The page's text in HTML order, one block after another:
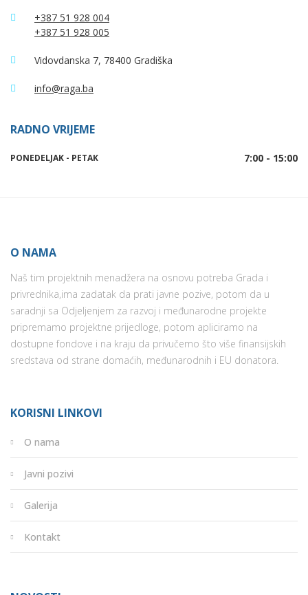
+387 51 928 004
+387 51 928 005
Vidovdanska 7, 78400 Gradiška
info@raga.ba
RADNO VRIJEME
PONEDELJAK - PETAK 7:00 - 15:00
O NAMA
Naš tim projektnih menadžera na osnovu potreba Grada i
privrednika,ima zadatak da prati javne pozive, potom da u
saradnji sa Odjeljenjem za razvoj i međunarodne projekte
pripremamo projektne prijedloge, potom apliciramo na
dostupne fondove i na kraju da privučemo što više finansijskih
sredstava od strane domaćih, međunarodnih i EU donatora.
KORISNI LINKOVI
O nama
Javni pozivi
Galerija
Kontakt